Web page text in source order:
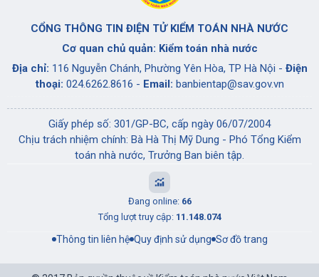
CỔNG THÔNG TIN ĐIỆN TỬ KIỂM TOÁN NHÀ NƯỚC
Cơ quan chủ quản: Kiểm toán nhà nước
Địa chỉ: 116 Nguyễn Chánh, Phường Yên Hòa, TP Hà Nội - Điện
thoại: 024.6262.8616 - Email: banbientap@sav.gov.vn
Giấy phép số: 301/GP-BC, cấp ngày 06/07/2004
Chịu trách nhiệm chính: Bà Hà Thị Mỹ Dung - Phó Tổng Kiểm
toán nhà nước, Trưởng Ban biên tập.
Đang online: 66
Tổng lượt truy cập: 11.148.074
Thông tin liên hệ Quy định sử dụng Sơ đồ trang